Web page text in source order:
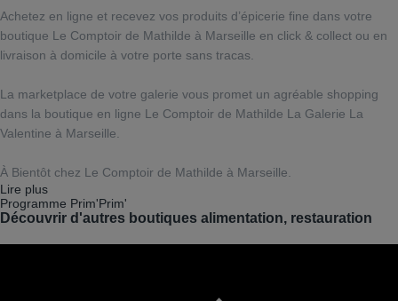
Achetez en ligne et recevez vos produits d’épicerie fine dans votre
boutique Le Comptoir de Mathilde à Marseille en click & collect ou en
livraison à domicile à votre porte sans tracas.
La marketplace de votre galerie vous promet un agréable shopping
dans la boutique en ligne Le Comptoir de Mathilde La Galerie La
Valentine à Marseille.
À Bientôt chez Le Comptoir de Mathilde à Marseille.
Lire plus
Programme Prim'Prim'
Découvrir d'autres boutiques alimentation, restauration